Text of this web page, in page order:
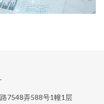
7548弄588号1幢1层